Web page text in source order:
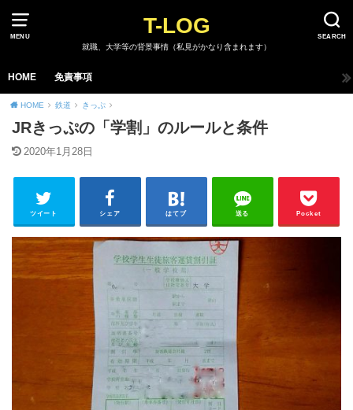
MENU SEARCH
T-LOG
就職、大学等の背景事情（私見がかなり含まれます）
HOME 免責事項
HOME 鉄道 きっぷ
JRきっぷの「学割」のルールと条件
2020年1月28日
ツイート シェア はてブ 送る Pocket